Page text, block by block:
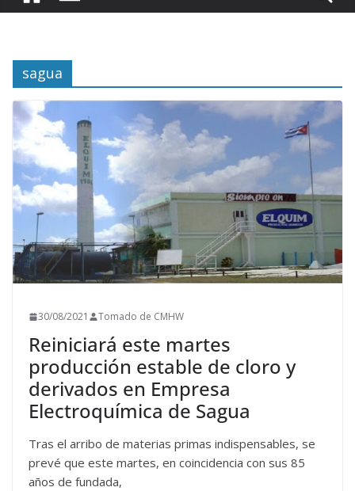
sagua
30/08/2021 Tomado de CMHW
Reiniciará este martes
producción estable de cloro y
derivados en Empresa
Electroquímica de Sagua
Tras el arribo de materias primas indispensables, se
prevé que este martes, en coincidencia con sus 85
años de fundada,